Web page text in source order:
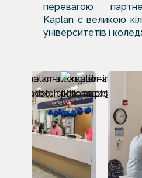
перевагою
Kaplan c великою
університетів і